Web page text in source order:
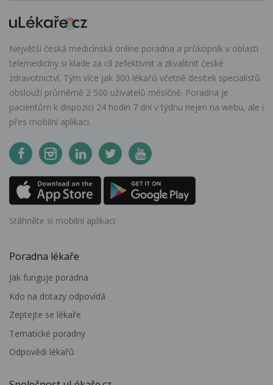
Největší česká medicínská online poradna a průkopník v oblasti
telemedicíny si klade za cíl zefektivnit a zkvalitnit české
zdravotnictví. Tým více jak 300 lékařů včetně desítek specialistů
obslouží průměrně 2 500 uživatelů měsíčně. Poradna je
pacientům k dispozici 24 hodin 7 dní v týdnu nejen na webu, ale i
přes mobilní aplikaci.
Stáhněte si mobilní aplikaci
Poradna lékaře
Jak funguje poradna
Kdo na dotazy odpovídá
Zeptejte se lékaře
Tematické poradny
Odpovědi lékařů